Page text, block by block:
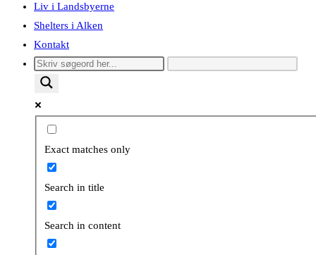
Liv i Landsbyerne
Shelters i Alken
Kontakt
Exact matches only
Search in title
Search in content